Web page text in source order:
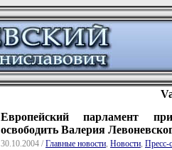
Европейский парламент
освободить Валерия
30.10.2004 / Главные новости Новости Пресс-